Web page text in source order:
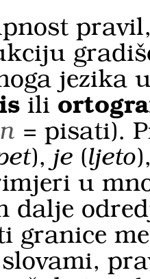
jezika
ili
= pisati).
), je (ljeto
u
dalje
granice